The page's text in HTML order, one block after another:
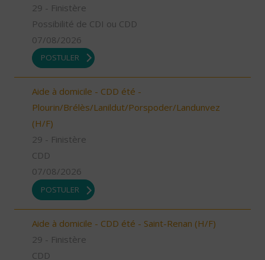
29 - Finistère
Possibilité de CDI ou CDD
07/08/2026
POSTULER
Aide à domicile - CDD été -
Plourin/Brélès/Lanildut/Porspoder/Landunvez
(H/F)
29 - Finistère
CDD
07/08/2026
POSTULER
Aide à domicile - CDD été - Saint-Renan (H/F)
29 - Finistère
CDD